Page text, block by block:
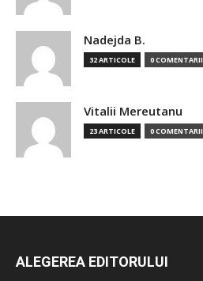
Nadejda B.
32 ARTICOLE 0 COMENTARII
Vitalii Mereutanu
23 ARTICOLE 0 COMENTARII
ALEGEREA EDITORULUI